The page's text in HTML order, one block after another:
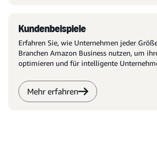
Kundenbeispiele
Erfahren Sie, wie Unternehmen jeder
Branchen Amazon Business nutzen, um
optimieren und für intelligente
Mehr erfahren